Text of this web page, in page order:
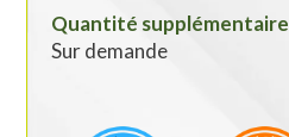
Quantité supplémentaire
Sur demande